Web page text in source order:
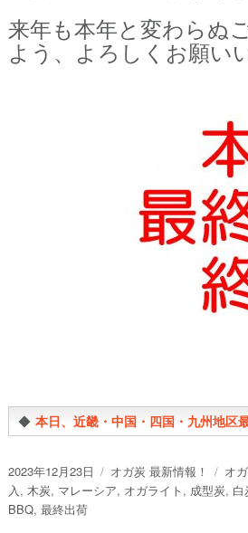
来年も本年と変わらぬ
よう、よろしくお願い
◆ 本日、近畿・中国・四国・九州地区
投
稿
日:
2023年12月23日
カ
テ
オガ炭 最新情報！
タ
グ
オ
入, 木炭, マレーシア, オガライト , 成型炭, 白
BBQ, 最終出荷